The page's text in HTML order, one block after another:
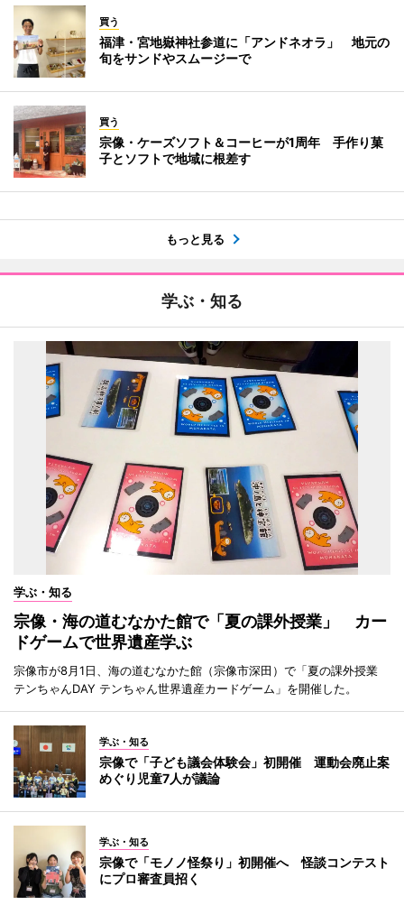
買う
福津・宮地嶽神社参道に「アンドネオラ」 地元の
旬をサンドやスムージーで
買う
宗像・ケーズソフト＆コーヒーが1周年 手作り菓
子とソフトで地域に根差す
もっと見る
学ぶ・知る
学ぶ・知る
宗像・海の道むなかた館で「夏の課外授業」 カー
ドゲームで世界遺産学ぶ
宗像市が8月1日、海の道むなかた館（宗像市深田）で「夏の課外授業
テンちゃんDAY テンちゃん世界遺産カードゲーム」を開催した。
学ぶ・知る
宗像で「子ども議会体験会」初開催 運動会廃止案
めぐり児童7人が議論
学ぶ・知る
宗像で「モノノ怪祭り」初開催へ 怪談コンテスト
にプロ審査員招く